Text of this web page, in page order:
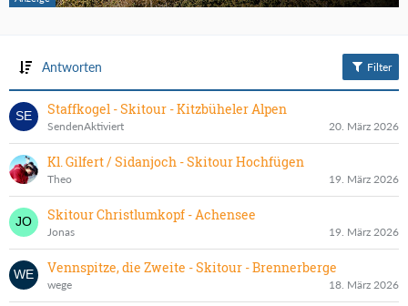
Antworten Filter
Staffkogel - Skitour - Kitzbüheler Alpen
SendenAktiviert 20. März 2026
Kl. Gilfert / Sidanjoch - Skitour Hochfügen
Theo 19. März 2026
Skitour Christlumkopf - Achensee
Jonas 19. März 2026
Vennspitze, die Zweite - Skitour - Brennerberge
wege 18. März 2026